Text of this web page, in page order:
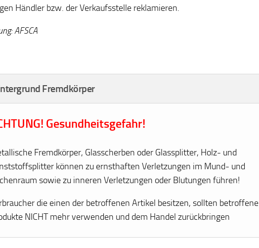
Händler bzw. der Verkaufsstelle reklamieren.
AFSCA
Fremdkörper
Gesundheitsgefahr!
Fremdkörper, Glasscherben oder Glassplitter, Holz- und
können zu ernsthaften Verletzungen im Mund- und
sowie zu inneren Verletzungen oder Blutungen führen!
die einen der betroffenen Artikel besitzen, sollten betroffene
NICHT mehr verwenden und dem Handel zurückbringen